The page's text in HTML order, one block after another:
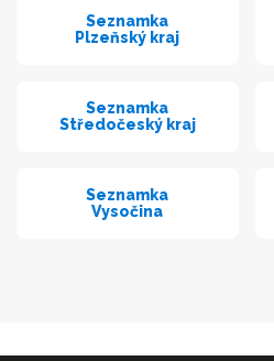
Seznamka
Plzeňský kraj
Seznamka
Středočeský kraj
Seznamka
Vysočina